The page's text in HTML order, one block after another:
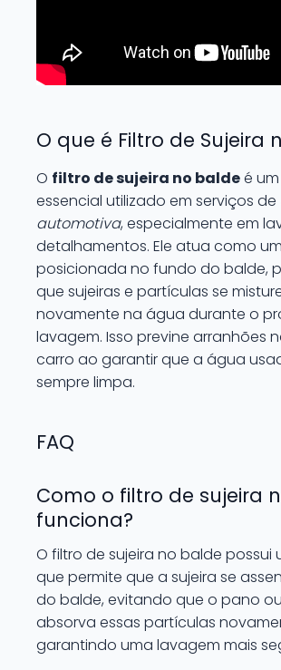
O que é Filtro de Sujeira
O filtro de sujeira no baldeé
essencial utilizado em serviços de
automotiva, especialmente em
detalhamentos. Ele atua como
posicionada no fundo do balde,
que sujeiras e partículas se
novamente na água durante o
lavagem. Isso previne arranhões
carro ao garantir que a água
sempre limpa.
FAQ
Como o filtro de sujeira
funciona?
O filtro de sujeira no balde possui
que permite que a sujeira se
do balde, evitando que o pano
absorva essas partículas
garantindo uma lavagem mais